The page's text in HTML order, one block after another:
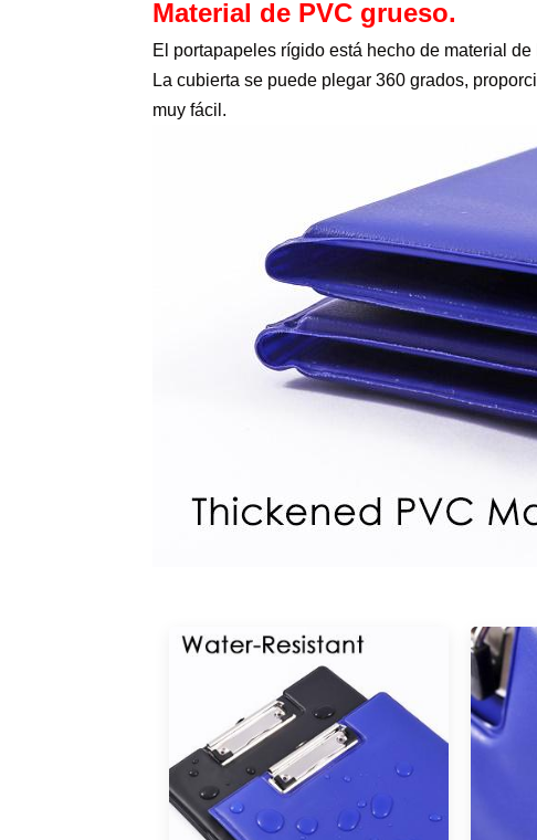
Material de PVC grueso.
El portapapeles rígido está hecho de material
La cubierta se puede plegar 360 grados,
muy fácil.